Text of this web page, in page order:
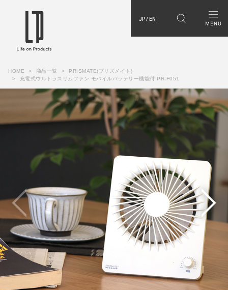
JP / EN
HOME 商品一覧
PRISMATE(プリズメイト)
充電式ウルトラスリムファン モバイルバッテリー機能付 PR-F051